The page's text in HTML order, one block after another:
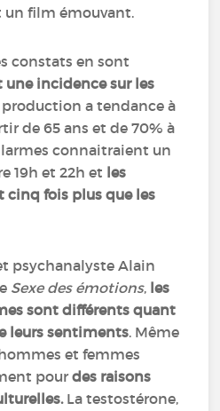
un film émouvant.
constats en sont
une incidence sur les
production a tendance à
de 65 ans et de 70% à
connaitraient un
19h et 22h et les
cinq fois plus que les
psychanalyste Alain
Sexe des émotions, les
sont différents quant
leurs sentiments. Même
et femmes
pourdes raisons
La testostérone,